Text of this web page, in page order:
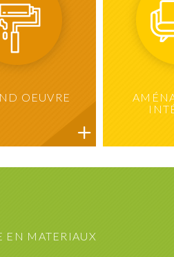
OEUVRE
EN MATERIAUX